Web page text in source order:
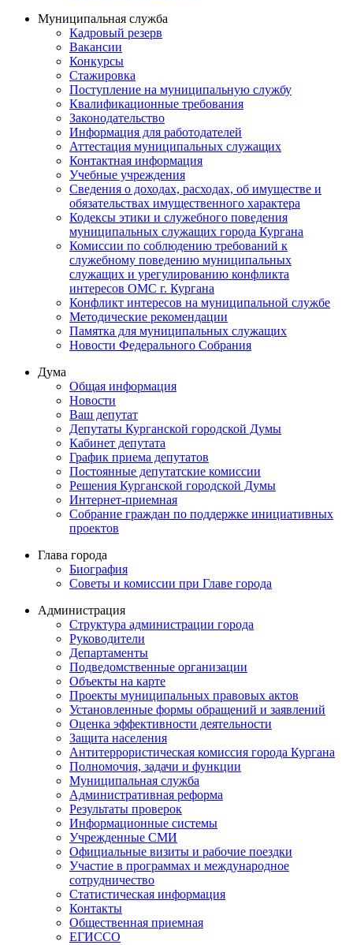
Муниципальная служба
Кадровый резерв
Вакансии
Конкурсы
Стажировка
Поступление на муниципальную службу
Квалификационные требования
Законодательство
Информация для работодателей
Аттестация муниципальных служащих
Контактная информация
Учебные учреждения
Сведения о доходах, расходах, об имуществе и
обязательствах имущественного характера
Кодексы этики и служебного поведения
муниципальных служащих города Кургана
Комиссии по соблюдению требований к
служебному поведению муниципальных
служащих и урегулированию конфликта
интересов ОМС г. Кургана
Конфликт интересов на муниципальной службе
Методические рекомендации
Памятка для муниципальных служащих
Новости Федерального Cобрания
Дума
Общая информация
Новости
Ваш депутат
Депутаты Курганской городской Думы
Кабинет депутата
График приема депутатов
Постоянные депутатские комиссии
Решения Курганской городской Думы
Интернет-приемная
Собрание граждан по поддержке инициативных
проектов
Глава города
Биография
Советы и комиссии при Главе города
Администрация
Структура администрации города
Руководители
Департаменты
Подведомственные организации
Объекты на карте
Проекты муниципальных правовых актов
Установленные формы обращений и заявлений
Оценка эффективности деятельности
Защита населения
Антитеррористическая комиссия города Кургана
Полномочия, задачи и функции
Муниципальная служба
Административная реформа
Результаты проверок
Информационные системы
Учрежденные СМИ
Официальные визиты и рабочие поездки
Участие в программах и международное
сотрудничество
Статистическая информация
Контакты
Общественная приемная
ЕГИССО